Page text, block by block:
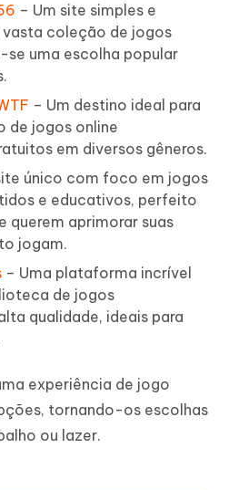
– Um site simples e
coleção de jogos
uma escolha popular
– Um destino ideal para
de jogos online
em diversos gêneros.
único com foco em jogos
e educativos, perfeito
querem aprimorar suas
jogam.
– Uma plataforma incrível
de jogos
qualidade, ideais para
experiência de jogo
tornando-os escolhas
ou lazer.